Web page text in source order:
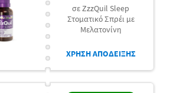
σε ZzzQuil Sleep
Στοματικό Σπρέι με
Μελατονίνη
ΧΡΗΣΗ ΑΠΟΔΕΙΞΗΣ